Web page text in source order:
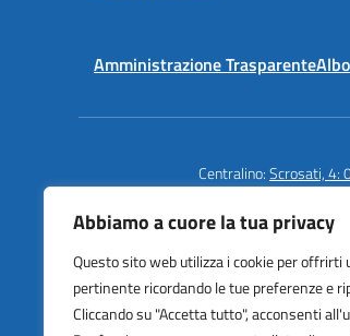
Abbiamo a cuore la tua privacy
Questo sito web utilizza i cookie per offrirti
pertinente ricordando le tue preferenze e
Cliccando su "Accetta tutto", acconsenti
Amministrazione Trasparente
Centralino:Scrosati, 4:
Istituto
Cardarelli |
Via Scrosati